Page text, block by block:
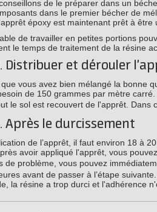
de le préparer dans un
dans le premier bécher de
époxy est maintenant prêt à
de travailler en petites portions
le temps de traitement de la résine
Distribuer et dérouler
vous avez bien mélangé la bonne
de 150 grammes par mètre
le sol est recouvert de l'apprêt. Dans
Après le durcissement
de l’apprêt, il faut environ 18 à
avoir appliqué l'apprêt, vous
de problème, vous pouvez
avant de passer à l’étape
la résine a trop durci et l'adhérence